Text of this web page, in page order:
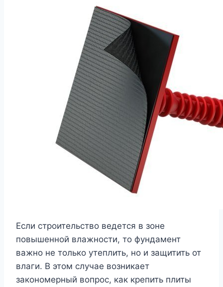
Если строительство ведется в зоне
повышенной влажности, то фундамент
важно не только утеплить, но и защитить от
влаги. В этом случае возникает
закономерный вопрос, как крепить плиты